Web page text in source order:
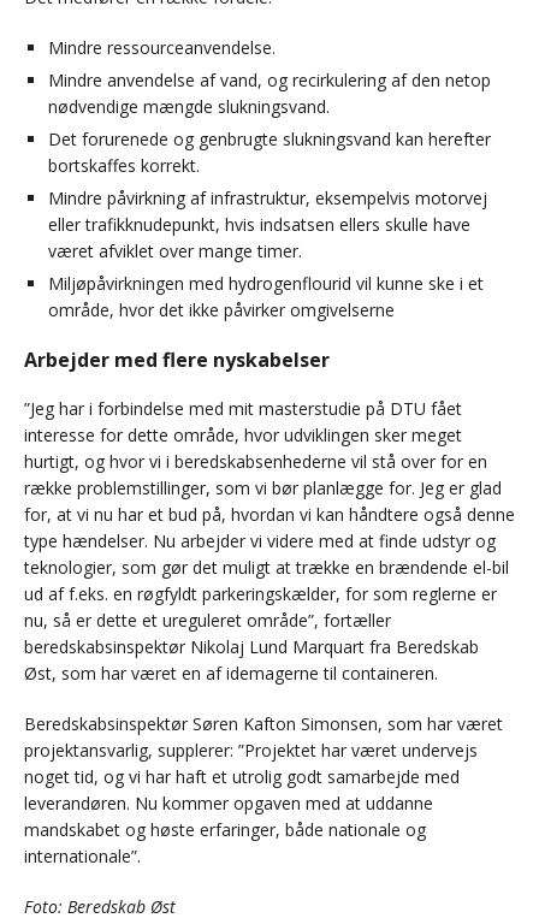
Mindre ressourceanvendelse.
Mindre anvendelse af vand, og recirkulering af den netop
nødvendige mængde slukningsvand.
Det forurenede og genbrugte slukningsvand kan herefter
bortskaffes korrekt.
Mindre påvirkning af infrastruktur, eksempelvis motorvej
eller trafikknudepunkt, hvis indsatsen ellers skulle have
været afviklet over mange timer.
Miljøpåvirkningen med hydrogenflourid vil kunne ske i et
område, hvor det ikke påvirker omgivelserne
Arbejder med flere nyskabelser
”Jeg har i forbindelse med mit masterstudie på DTU fået
interesse for dette område, hvor udviklingen sker meget
hurtigt, og hvor vi i beredskabsenhederne vil stå over for en
række problemstillinger, som vi bør planlægge for. Jeg er glad
for, at vi nu har et bud på, hvordan vi kan håndtere også denne
type hændelser. Nu arbejder vi videre med at finde udstyr og
teknologier, som gør det muligt at trække en brændende el-bil
ud af f.eks. en røgfyldt parkeringskælder, for som reglerne er
nu, så er dette et ureguleret område”, fortæller
beredskabsinspektør Nikolaj Lund Marquart fra Beredskab
Øst, som har været en af idemagerne til containeren.
Beredskabsinspektør Søren Kafton Simonsen, som har været
projektansvarlig, supplerer: ”Projektet har været undervejs
noget tid, og vi har haft et utrolig godt samarbejde med
leverandøren. Nu kommer opgaven med at uddanne
mandskabet og høste erfaringer, både nationale og
internationale”.
Foto: Beredskab Øst